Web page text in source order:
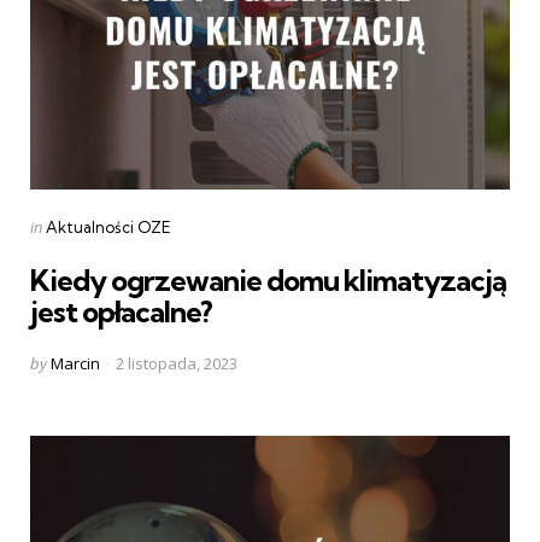
Categories
Posted
inAktualności OZE
Kiedy ogrzewanie domu klimatyzacją
jest opłacalne?
Posted
byMarcin 2 listopada, 2023